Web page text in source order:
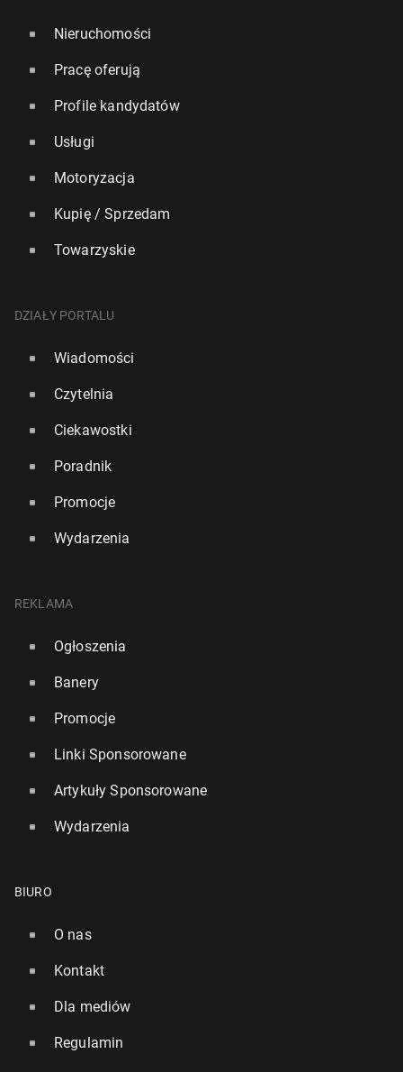
Nieruchomości
Pracę oferują
Profile kandydatów
Usługi
Motoryzacja
Kupię / Sprzedam
Towarzyskie
DZIAŁY PORTALU
Wiadomości
Czytelnia
Ciekawostki
Poradnik
Promocje
Wydarzenia
REKLAMA
Ogłoszenia
Banery
Promocje
Linki Sponsorowane
Artykuły Sponsorowane
Wydarzenia
BIURO
O nas
Kontakt
Dla mediów
Regulamin